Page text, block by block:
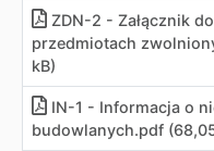
ZDN-2 - Załącznik
przedmiotach
kB)
IN-1 - Informacja o
budowlanych.pdf